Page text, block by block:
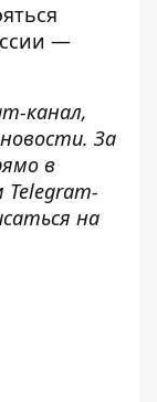
—
канал,
За
в
на